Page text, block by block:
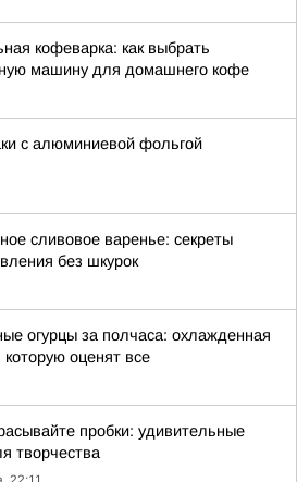
кофеварка: как выбрать
машину для домашнего кофе
с алюминиевой фольгой
сливовое варенье: секреты
без шкурок
огурцы за полчаса: охлажденная
которую оценят все
пробки: удивительные
творчества